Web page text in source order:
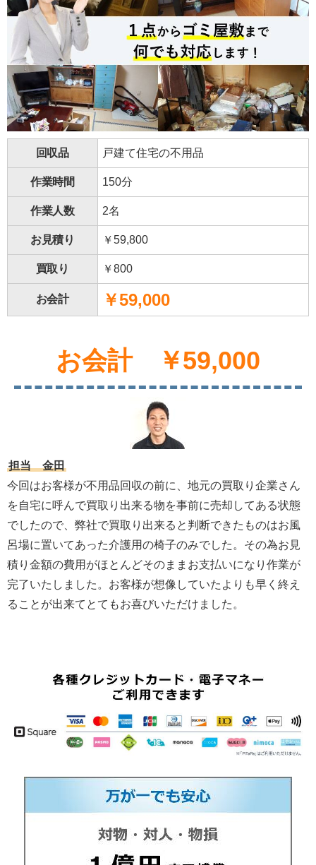
回収品 戸建て住宅の不用品
作業時間 150分
作業人数 2名
お見積り ￥59,800
買取り ￥800
お会計 ￥59,000
お会計 ￥59,000
担当 金田
今回はお客様が不用品回収の前に、地元の買取り企業さん
を自宅に呼んで買取り出来る物を事前に売却してある状態
でしたので、弊社で買取り出来ると判断できたものはお風
呂場に置いてあった介護用の椅子のみでした。その為お見
積り金額の費用がほとんどそのままお支払いになり作業が
完了いたしました。お客様が想像していたよりも早く終え
ることが出来てとてもお喜びいただけました。